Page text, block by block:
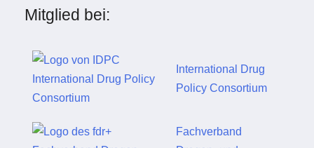
Mitglied bei:
International Drug
Policy Consortium
Fachverband